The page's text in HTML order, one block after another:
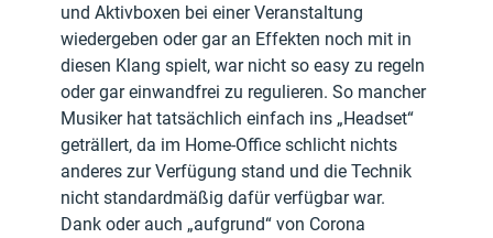
und Aktivboxen bei einer Veranstaltung
wiedergeben oder gar an Effekten noch mit in
diesen Klang spielt, war nicht so easy zu regeln
oder gar einwandfrei zu regulieren. So mancher
Musiker hat tatsächlich einfach ins „Headset“
geträllert, da im Home-Office schlicht nichts
anderes zur Verfügung stand und die Technik
nicht standardmäßig dafür verfügbar war.
Dank oder auch „aufgrund“ von Corona